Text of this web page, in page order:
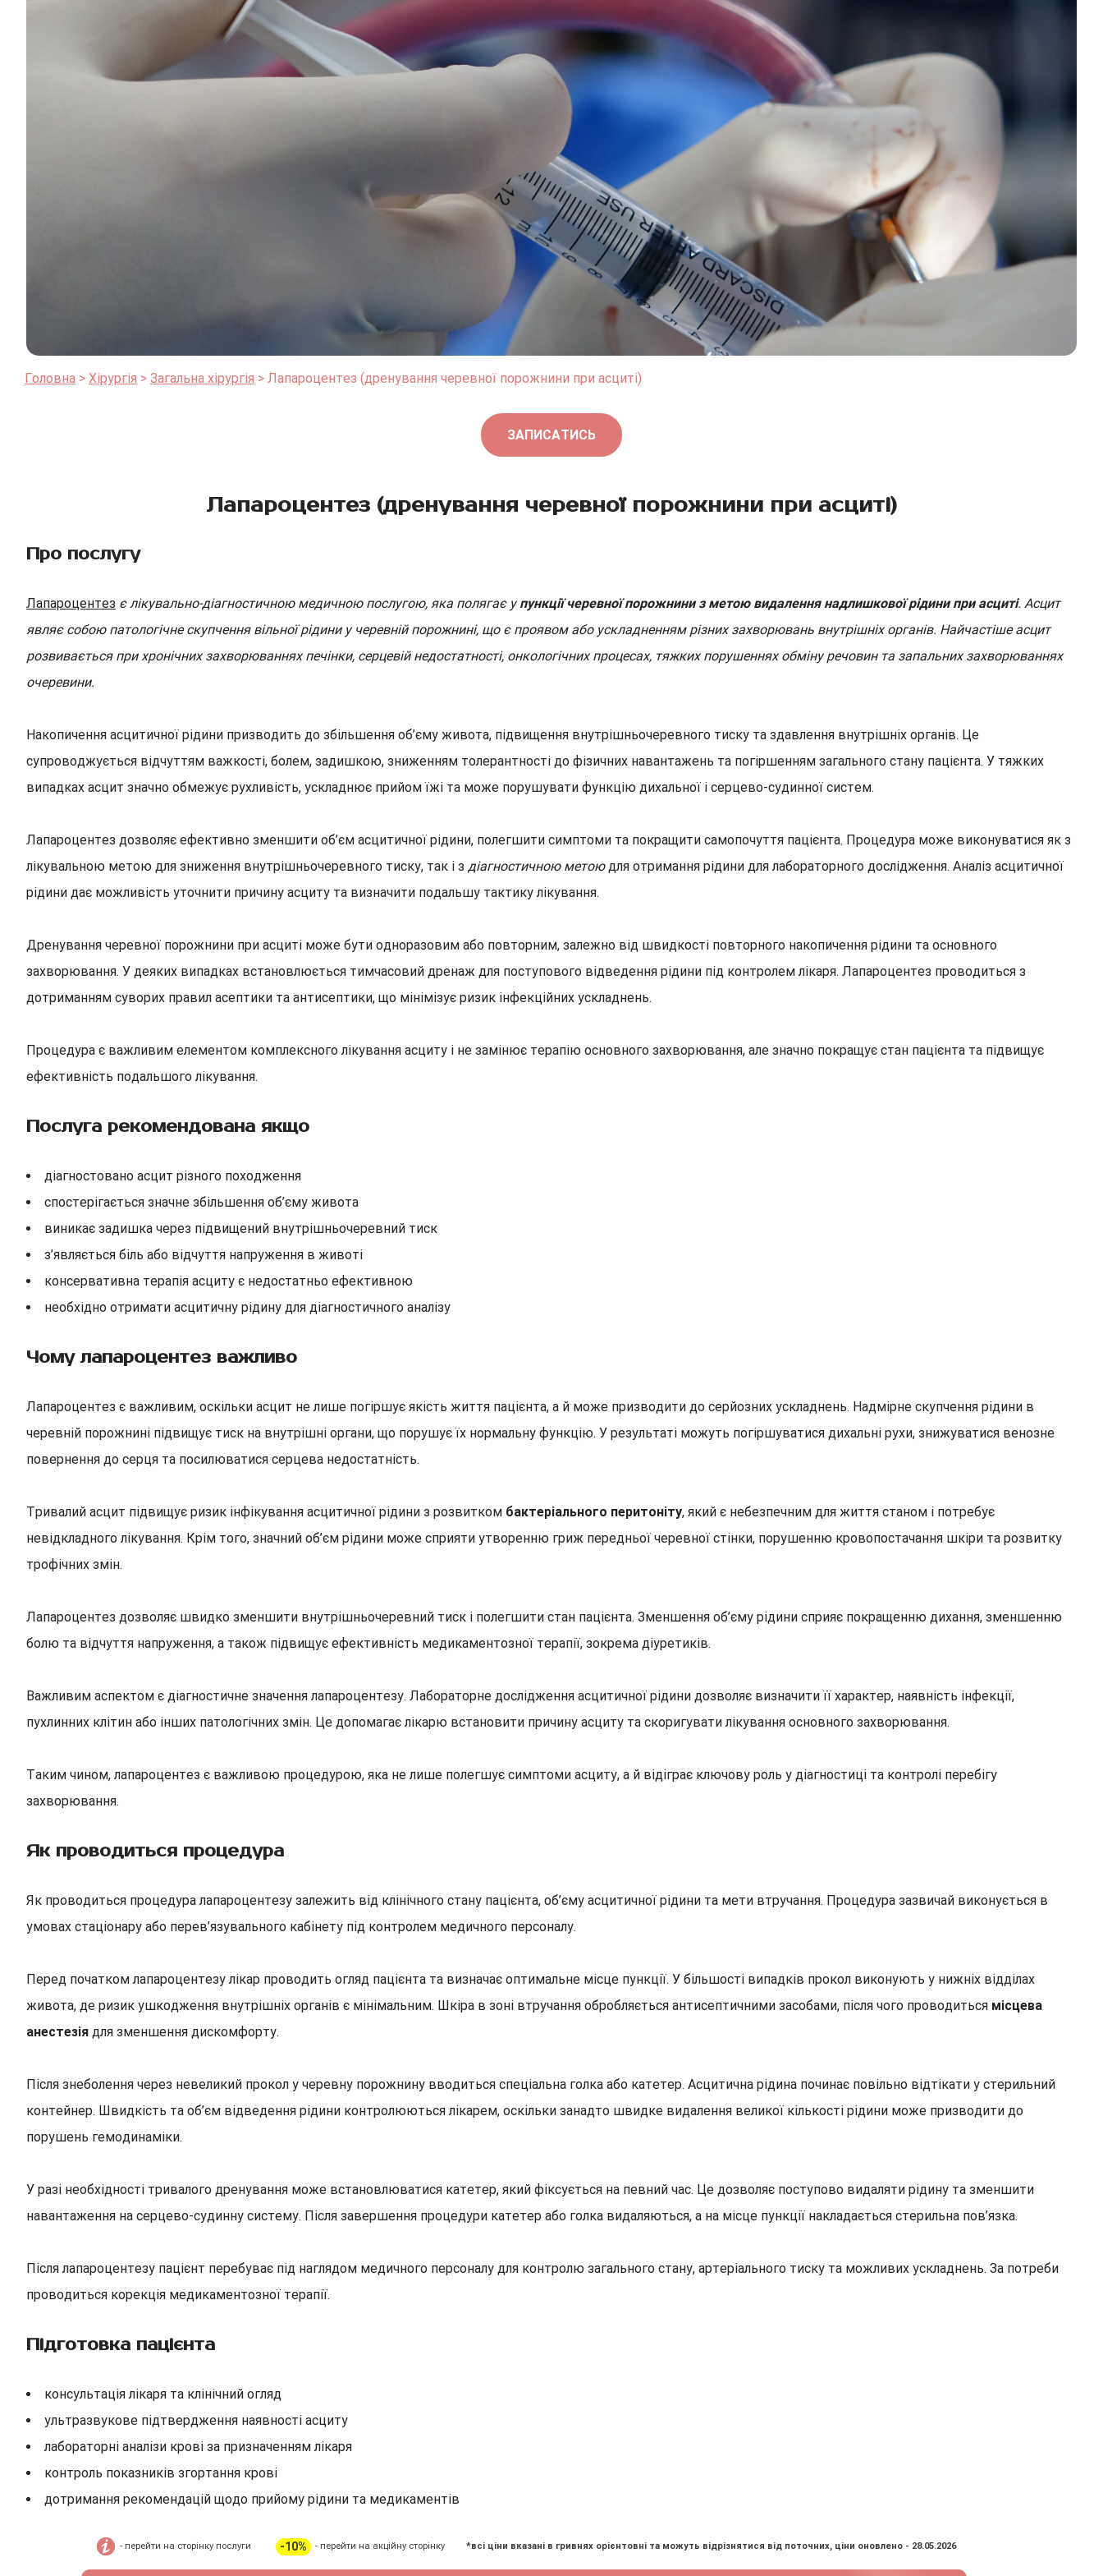
Головна Хірургія Загальна хірургія Лапароцентез (дренування черевної порожнини при асциті)
ЗАПИСАТИСЬ
Лапароцентез (дренування черевної порожнини при асциті)
Про послугу
Лапароцентез є лікувально-діагностичною медичною послугою, яка полягає упункції черевної порожнини з метою видалення надлишкової рідини при асциті. Асцит
являє собою патологічне скупчення вільної рідини у черевній порожнині, що є проявом або ускладненням різних захворювань внутрішніх органів. Найчастіше асцит
розвивається при хронічних захворюваннях печінки, серцевій недостатності, онкологічних процесах, тяжких порушеннях обміну речовин та запальних захворюваннях
очеревини.
Накопичення асцитичної рідини призводить до збільшення об’єму живота, підвищення внутрішньочеревного тиску та здавлення внутрішніх органів. Це
супроводжується відчуттям важкості, болем, задишкою, зниженням толерантності до фізичних навантажень та погіршенням загального стану пацієнта. У тяжких
випадках асцит значно обмежує рухливість, ускладнює прийом їжі та може порушувати функцію дихальної і серцево-судинної систем.
Лапароцентез дозволяє ефективно зменшити об’єм асцитичної рідини, полегшити симптоми та покращити самопочуття пацієнта. Процедура може виконуватися як з
лікувальною метою для зниження внутрішньочеревного тиску, так і з діагностичною метоюдля отримання рідини для лабораторного дослідження. Аналіз асцитичної
рідини дає можливість уточнити причину асциту та визначити подальшу тактику лікування.
Дренування черевної порожнини при асциті може бути одноразовим або повторним, залежно від швидкості повторного накопичення рідини та основного
захворювання. У деяких випадках встановлюється тимчасовий дренаж для поступового відведення рідини під контролем лікаря. Лапароцентез проводиться з
дотриманням суворих правил асептики та антисептики, що мінімізує ризик інфекційних ускладнень.
Процедура є важливим елементом комплексного лікування асциту і не замінює терапію основного захворювання, але значно покращує стан пацієнта та підвищує
ефективність подальшого лікування.
Послуга рекомендована якщо
діагностовано асцит різного походження
спостерігається значне збільшення об’єму живота
виникає задишка через підвищений внутрішньочеревний тиск
з’являється біль або відчуття напруження в животі
консервативна терапія асциту є недостатньо ефективною
необхідно отримати асцитичну рідину для діагностичного аналізу
Чому лапароцентез важливо
Лапароцентез є важливим, оскільки асцит не лише погіршує якість життя пацієнта, а й може призводити до серйозних ускладнень. Надмірне скупчення рідини в
черевній порожнині підвищує тиск на внутрішні органи, що порушує їх нормальну функцію. У результаті можуть погіршуватися дихальні рухи, знижуватися венозне
повернення до серця та посилюватися серцева недостатність.
Тривалий асцит підвищує ризик інфікування асцитичної рідини з розвитком бактеріального перитоніту, який є небезпечним для життя станом і потребує
невідкладного лікування. Крім того, значний об’єм рідини може сприяти утворенню гриж передньої черевної стінки, порушенню кровопостачання шкіри та розвитку
трофічних змін.
Лапароцентез дозволяє швидко зменшити внутрішньочеревний тиск і полегшити стан пацієнта. Зменшення об’єму рідини сприяє покращенню дихання, зменшенню
болю та відчуття напруження, а також підвищує ефективність медикаментозної терапії, зокрема діуретиків.
Важливим аспектом є діагностичне значення лапароцентезу. Лабораторне дослідження асцитичної рідини дозволяє визначити її характер, наявність інфекції,
пухлинних клітин або інших патологічних змін. Це допомагає лікарю встановити причину асциту та скоригувати лікування основного захворювання.
Таким чином, лапароцентез є важливою процедурою, яка не лише полегшує симптоми асциту, а й відіграє ключову роль у діагностиці та контролі перебігу
захворювання.
Як проводиться процедура
Як проводиться процедура лапароцентезу залежить від клінічного стану пацієнта, об’єму асцитичної рідини та мети втручання. Процедура зазвичай виконується в
умовах стаціонару або перев’язувального кабінету під контролем медичного персоналу.
Перед початком лапароцентезу лікар проводить огляд пацієнта та визначає оптимальне місце пункції. У більшості випадків прокол виконують у нижніх відділах
живота, де ризик ушкодження внутрішніх органів є мінімальним. Шкіра в зоні втручання обробляється антисептичними засобами, після чого проводиться місцева
анестезія для зменшення дискомфорту.
Після знеболення через невеликий прокол у черевну порожнину вводиться спеціальна голка або катетер. Асцитична рідина починає повільно відтікати у стерильний
контейнер. Швидкість та об’єм відведення рідини контролюються лікарем, оскільки занадто швидке видалення великої кількості рідини може призводити до
порушень гемодинаміки.
У разі необхідності тривалого дренування може встановлюватися катетер, який фіксується на певний час. Це дозволяє поступово видаляти рідину та зменшити
навантаження на серцево-судинну систему. Після завершення процедури катетер або голка видаляються, а на місце пункції накладається стерильна пов’язка.
Після лапароцентезу пацієнт перебуває під наглядом медичного персоналу для контролю загального стану, артеріального тиску та можливих ускладнень. За потреби
проводиться корекція медикаментозної терапії.
Підготовка пацієнта
консультація лікаря та клінічний огляд
ультразвукове підтвердження наявності асциту
лабораторні аналізи крові за призначенням лікаря
контроль показників згортання крові
дотримання рекомендацій щодо прийому рідини та медикаментів
- перейти на сторінку послуги -10% - перейти на акційну сторінку *всі ціни вказані в гривнях орієнтовні та можуть відрізнятися від поточних, ціни оновлено - 28.05.2026